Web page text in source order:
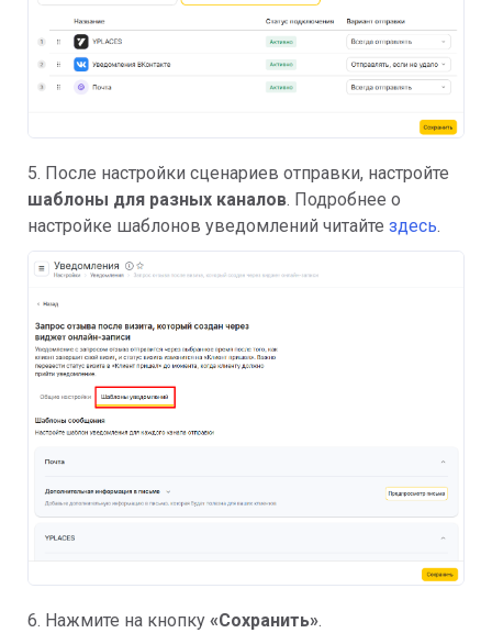
5. После настройки сценариев отправки, настройте
шаблоны для разных каналов. Подробнее о
настройке шаблонов уведомлений читайте здесь.
6. Нажмите на кнопку «Сохранить».